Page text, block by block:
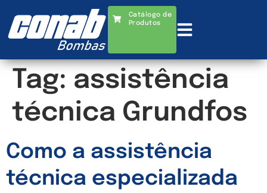
Catálogo de
Produtos
Tag: assistência
técnica Grundfos
Como a assistência
técnica especializada